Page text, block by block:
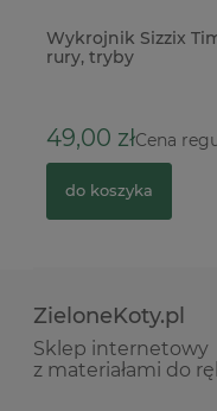
Wykrojnik Sizzix
rury, tryby
49,00 złCena
do koszyka
ZieloneKoty.pl
Sklep internetowy
z materiałami do